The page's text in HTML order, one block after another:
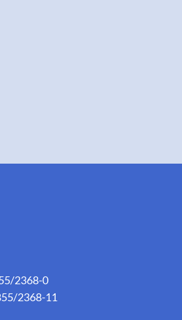
2368-0
2368-11